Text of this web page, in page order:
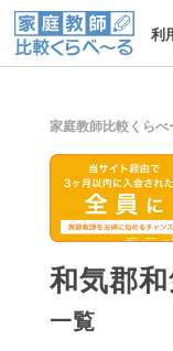
利
家庭教師比較くらべ
和気郡
一覧